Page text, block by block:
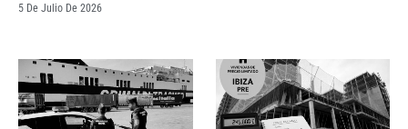
5 De Julio De 2026